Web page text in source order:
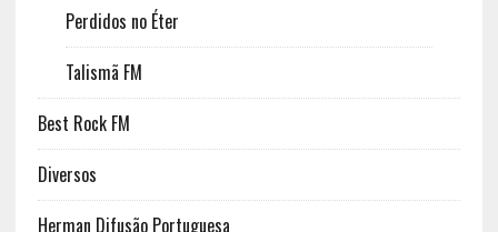
Perdidos no Éter
Talismã FM
Best Rock FM
Diversos
Herman Difusão Portuguesa